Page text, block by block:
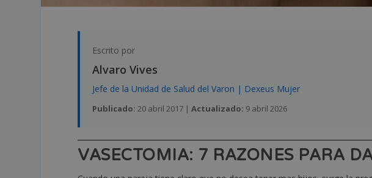
Escrito por
Alvaro Vives
Jefe de la Unidad de Salud del Varon | Dexeus Mujer
Publicado: 20 abril 2017 |Actualizado: 9 abril 2026
VASECTOMIA: 7 RAZONES PARA